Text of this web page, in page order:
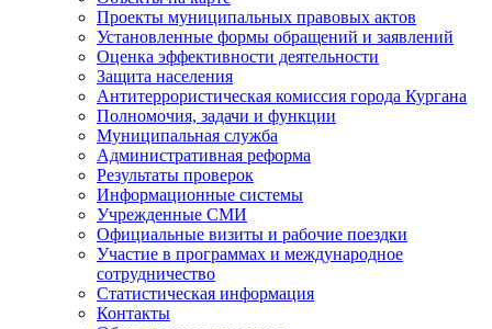
Проекты муниципальных правовых актов
Установленные формы обращений и заявлений
Оценка эффективности деятельности
Защита населения
Антитеррористическая комиссия города Кургана
Полномочия, задачи и функции
Муниципальная служба
Административная реформа
Результаты проверок
Информационные системы
Учрежденные СМИ
Официальные визиты и рабочие поездки
Участие в программах и международное
сотрудничество
Статистическая информация
Контакты